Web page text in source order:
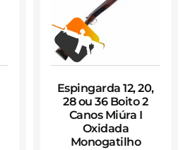
Espingarda 12, 20,
28 ou 36 Boito 2
Canos Miúra I
Oxidada
Monogatilho